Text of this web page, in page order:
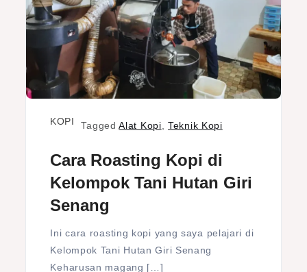
KOPI TaggedAlat Kopi ,Teknik Kopi
Cara Roasting Kopi di
Kelompok Tani Hutan Giri
Senang
Ini cara roasting kopi yang saya pelajari di
Kelompok Tani Hutan Giri Senang
Keharusan magang […]